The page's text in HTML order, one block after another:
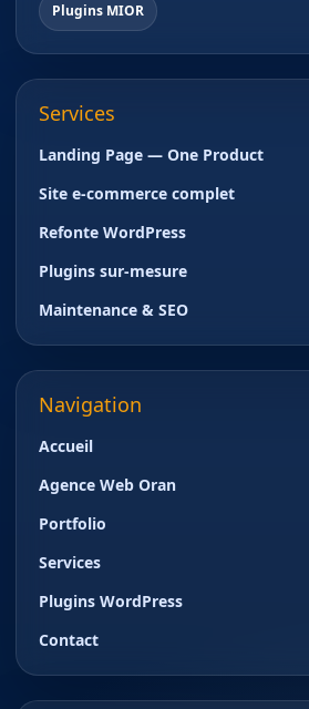
Plugins MIOR
Services
Landing Page — One Product
Site e-commerce complet
Refonte WordPress
Plugins sur-mesure
Maintenance & SEO
Navigation
Accueil
Agence Web Oran
Portfolio
Services
Plugins WordPress
Contact